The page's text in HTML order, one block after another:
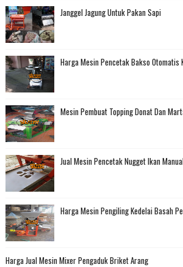
Janggel Jagung Untuk Pakan Sapi
Harga Mesin Pencetak Bakso Otomatis
Mesin Pembuat Topping Donat Dan
Jual Mesin Pencetak Nugget Ikan
Harga Mesin Pengiling Kedelai Basah
Harga Jual Mesin Mixer Pengaduk Briket Arang